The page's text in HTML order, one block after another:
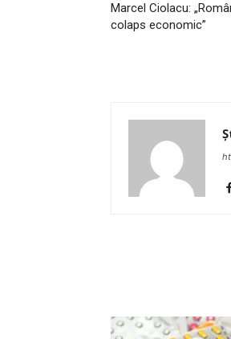
Marcel Ciolacu:
colaps economic”